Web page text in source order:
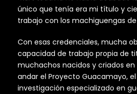
único que tenía era mi título y
trabajo con los machiguengas de
Con esas credenciales, mucha
capacidad de trabajo propia de
muchachos nacidos y criados en
andar el Proyecto Guacamayo,
investigación especializado en